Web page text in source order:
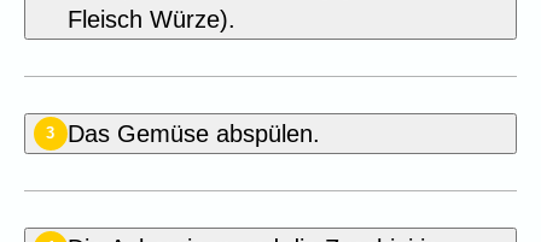
Fleisch Würze).
3 Das Gemüse abspülen.